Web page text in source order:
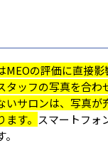
MEOの評価に直接
タッフの写真を合
いサロンは、写真
す。 スマートフォ